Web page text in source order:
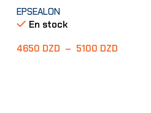
EPSEALON
En stock
4650 DZD – 5100 DZD